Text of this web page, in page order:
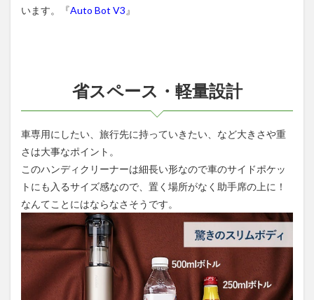
います。『Auto Bot V3 』
省スペース・軽量設計
車専用にしたい、旅行先に持っていきたい、など大きさや重
さは大事なポイント。
このハンディクリーナーは細長い形なので車のサイドポケッ
トにも入るサイズ感なので、置く場所がなく助手席の上に！
なんてことにはならなさそうです。